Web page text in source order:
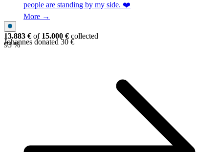
people are standing by my side. ❤️
More →
13.883 € of 15.000 € collected
93 %
Johannes donated 30 €